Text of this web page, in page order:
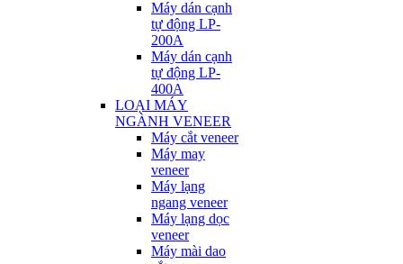
Máy dán cạnh
tự động LP-
200A
Máy dán cạnh
tự động LP-
400A
LOẠI MÁY
NGÀNH VENEER
Máy cắt veneer
Máy may
veneer
Máy lạng
ngang veneer
Máy lạng dọc
veneer
Máy mài dao